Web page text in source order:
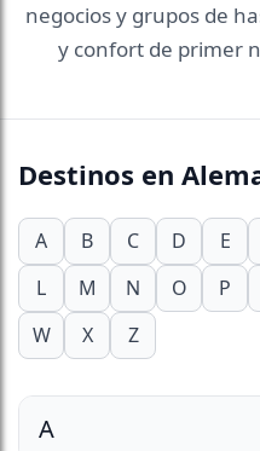
negocios y grupos de
y confort de primer
Destinos en
A B C D E
L
M N O P
W
X Z
A